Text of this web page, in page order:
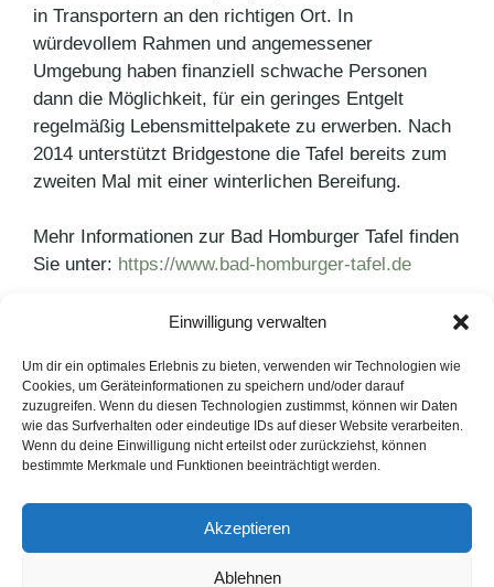
Einwilligung verwalten
Um dir ein optimales Erlebnis zu bieten, verwenden wir Technologien wie
Cookies, um Geräteinformationen zu speichern und/oder darauf
zuzugreifen. Wenn du diesen Technologien zustimmst, können wir Daten
wie das Surfverhalten oder eindeutige IDs auf dieser Website verarbeiten.
Wenn du deine Einwilligung nicht erteilst oder zurückziehst, können
bestimmte Merkmale und Funktionen beeinträchtigt werden.
Akzeptieren
Ablehnen
in Transportern an den richtigen Ort. In
würdevollem Rahmen und angemessener
Umgebung haben finanziell schwache Personen
dann die Möglichkeit, für ein geringes Entgelt
regelmäßig Lebensmittelpakete zu erwerben. Nach
2014 unterstützt Bridgestone die Tafel bereits zum
zweiten Mal mit einer winterlichen Bereifung.
Mehr Informationen zur Bad Homburger Tafel finden
Sie unter: https://www.bad-homburger-tafel.de
,Pressemitteilungen
Schlagwörter
Bridgestone
Ad-Visibility
Kerrygold: leckere Winterrezepte